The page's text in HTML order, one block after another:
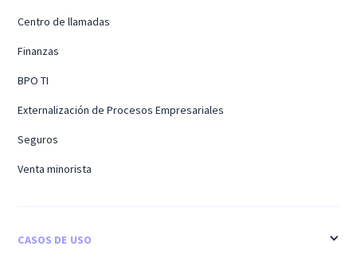
Centro de llamadas
Finanzas
BPO TI
Externalización de Procesos Empresariales
Seguros
Venta minorista
CASOS DE USO